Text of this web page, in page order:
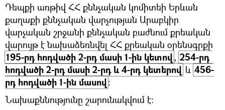
Դեպքի առթիվ ՀՀ քննչական կոմիտեի Երևան
քաղաքի քննչական վարչության Արաբկիր
վարչական շրջանի քննչական բաժնում քրեական
վարույթ է նախաձեռնվել ՀՀ քրեական օրենսգրքի
195-րդ հոդվածի 2-րդ մասի 1-ին կետով, 254-րդ
հոդվածի 2-րդ մասի 2-րդ և 4-րդ կետերով և 456-
րդ հոդվածի 1-ին մասով:
Նախաքննությունը շարունակվում է։